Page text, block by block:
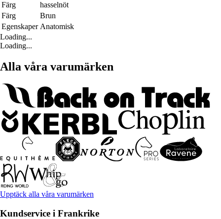
Färg
hasselnöt
Färg
Brun
Egenskaper Anatomisk
Loading...
Loading...
Alla våra varumärken
Upptäck alla våra varumärken
Kundservice i Frankrike